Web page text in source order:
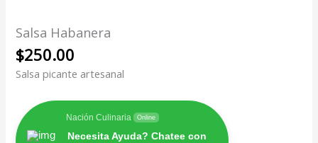
Salsa Habanera
$250.00
Salsa picante artesanal
Nación Culinaria Online
Necesita Ayuda? Chatee con